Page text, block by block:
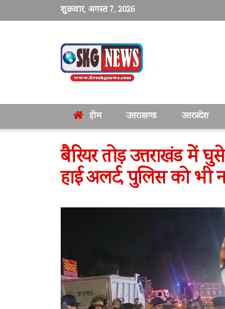
शुक्रवार, अगस्त 7, 2026
होम उत्तराखण्ड उत्तरप्रदेश
बैरियर तोड़ उत्तराखंड में
हाई अलर्ट, पुलिस को भी